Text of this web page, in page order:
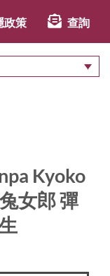
政策 查詢
Kyoko
女郎 彈